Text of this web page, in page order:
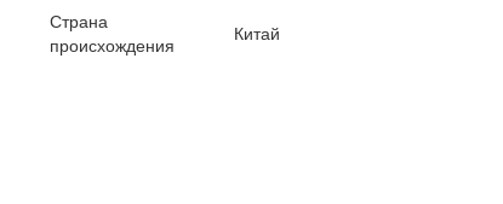
Страна
происхождения
Китай